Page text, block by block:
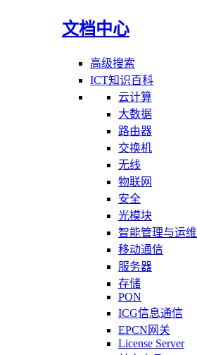
文档中心
高级搜索
ICT知识百科
云计算
大数据
路由器
交换机
无线
物联网
安全
光模块
智能管理与运维
移动通信
服务器
存储
PON
ICG信息通信
EPCN网关
License Server